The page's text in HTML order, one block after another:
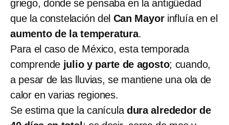
griego, donde se pensaba en la antigüedad
que la constelación del Can Mayorinfluía en el
aumento de la temperatura.
Para el caso de México, esta temporada
comprende julio y parte de agosto; cuando,
a pesar de las lluvias, se mantiene una ola de
calor en varias regiones.
Se estima que la canícula dura alrededor de